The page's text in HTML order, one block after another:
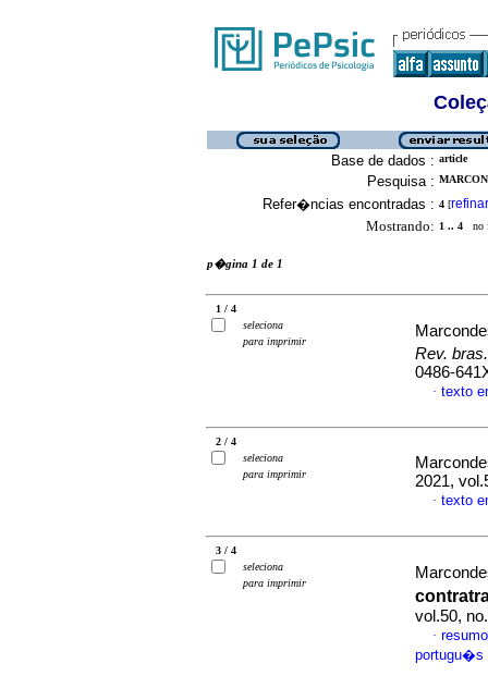
Base de dados : article
Pesquisa :
Refer�ncias encontradas : 4 [refinar
Mostrando: 1 .. 4 no
p�gina 1 de 1
1 / 4
seleciona
para imprimir
Rev.
0486-
· texto
2 / 4
seleciona
para imprimir
2021,
· texto
3 / 4
seleciona
para imprimir
vol.50,
·
portugu�s